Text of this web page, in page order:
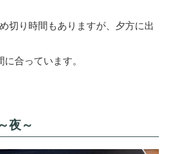
切り時間もありますが、夕方に出
合っています。
夜～